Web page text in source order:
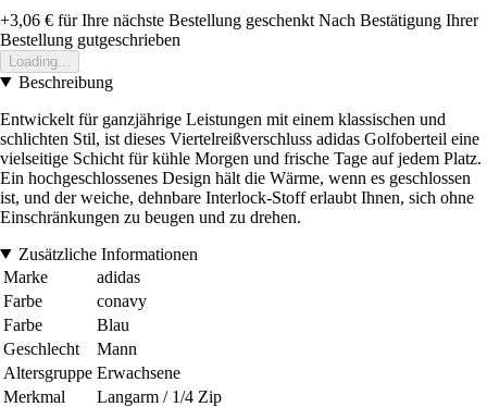
+3,06 € für Ihre nächste Bestellung geschenkt Nach Bestätigung Ihrer
Bestellung gutgeschrieben
Loading...
Beschreibung
Entwickelt für ganzjährige Leistungen mit einem klassischen und
schlichten Stil, ist dieses Viertelreißverschluss adidas Golfoberteil eine
vielseitige Schicht für kühle Morgen und frische Tage auf jedem Platz.
Ein hochgeschlossenes Design hält die Wärme, wenn es geschlossen
ist, und der weiche, dehnbare Interlock-Stoff erlaubt Ihnen, sich ohne
Einschränkungen zu beugen und zu drehen.
Zusätzliche Informationen
Marke
adidas
Farbe
conavy
Farbe
Blau
Geschlecht
Mann
Altersgruppe Erwachsene
Merkmal
Langarm / 1/4 Zip